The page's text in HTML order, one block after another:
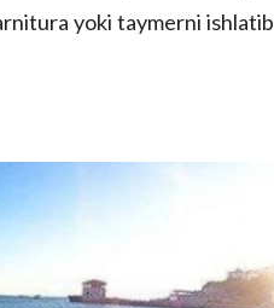
yoki taymerni ishlatib